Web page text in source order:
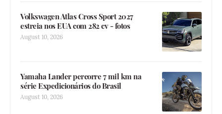
Volkswagen Atlas Cross Sport 2027
estreia nos EUA com 282 cv - fotos
August 10, 2026
Yamaha Lander percorre 7 mil km na
série Expedicionários do Brasil
August 10, 2026